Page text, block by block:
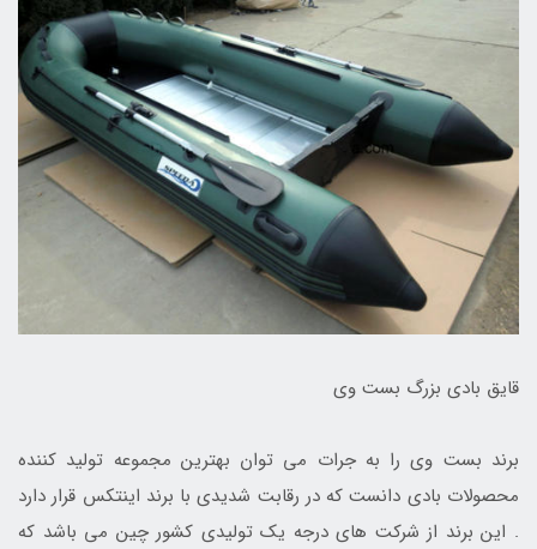
قایق بادی بزرگ بست وی
برند بست وی را به جرات می توان بهترین مجموعه تولید کننده
محصولات بادی دانست که در رقابت شدیدی با برند اینتکس قرار دارد
. این برند از شرکت های درجه یک تولیدی کشور چین می باشد که